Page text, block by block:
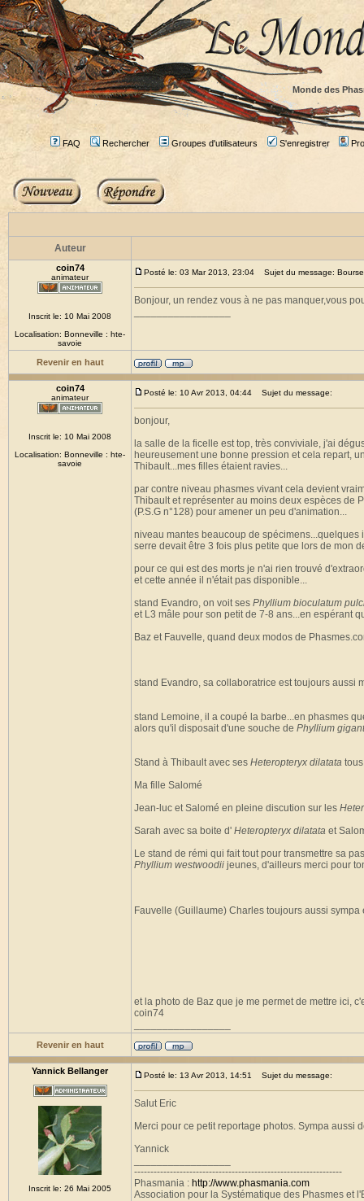
Monde des
FAQ Rechercher Groupes d'utilisateurs S'enregistrer
Auteur
coin74
animateur
Inscrit le: 10 Mai 2008
Localisation: Bonneville : hte-
savoie
Posté le: 03 Mar 2013, 23:04 Sujet du message:
Bonjour, un rendez vous à ne pas manquer,vous
Revenir en haut
coin74
animateur
Inscrit le: 10 Mai 2008
Localisation: Bonneville : hte-
savoie
Posté le: 10 Avr 2013, 04:44 Sujet du message:
bonjour,
la salle de la ficelle est top, très conviviale, j'ai
heureusement une bonne pression et cela repart,
Thibault...mes filles étaient ravies...
par contre niveau phasmes vivant cela devient
Thibault et représenter au moins deux espèces de
(P.S.G n°128) pour amener un peu d'animation...
niveau mantes beaucoup de
serre devait être 3 fois plus petite que lors de mon
pour ce qui est des morts je n'ai rien trouvé
et cette année il n'était pas disponible...
stand Evandro, on voit ses Phyllium bioculatum
et L3 mâle pour son petit de 7-8 ans...en espérant
Baz et Fauvelle, quand deux modos de
stand Evandro, sa collaboratrice est toujours aussi
stand Lemoine, il a coupé la barbe...en phasmes
alors qu'il disposait d'une souche de Phyllium
Stand à Thibault avec ses Heteropteryx dilatata
Ma fille Salomé
Jean-luc et Salomé en pleine discution sur les
Sarah avec sa boite d' Heteropteryx dilatata et
Le stand de rémi qui fait tout pour transmettre sa
Phyllium westwoodii jeunes, d'ailleurs merci pour
Fauvelle (Guillaume) Charles toujours aussi
et la photo de Baz que je me permet de mettre ici,
coin74
Revenir en haut
Yannick Bellanger
Inscrit le: 26 Mai 2005
Posté le: 13 Avr 2013, 14:51 Sujet du message:
Salut Eric
Merci pour ce petit reportage photos. Sympa aussi
Yannick
----------------------------------------------------------------
Phasmania : http://www.phasmania.com
Association pour la Systématique des Phasmes et